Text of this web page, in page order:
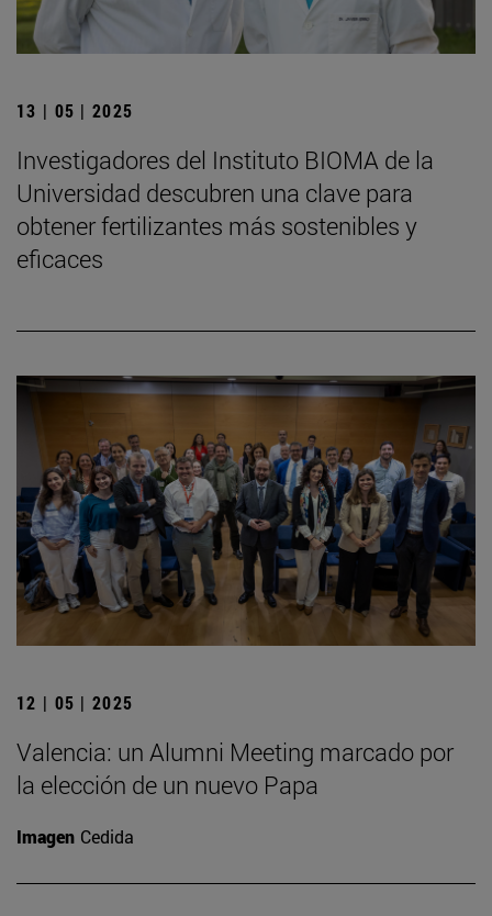
13 | 05 | 2025
Investigadores del Instituto BIOMA de la
Universidad descubren una clave para
obtener fertilizantes más sostenibles y
eficaces
12 | 05 | 2025
Valencia: un Alumni Meeting marcado por
la elección de un nuevo Papa
Imagen Cedida